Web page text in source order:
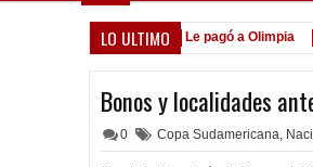
LO ULTIMO
1:08 PM Le pagó a Olimpia 11:58
Bonos y localidades
0 Copa Sudamericana,